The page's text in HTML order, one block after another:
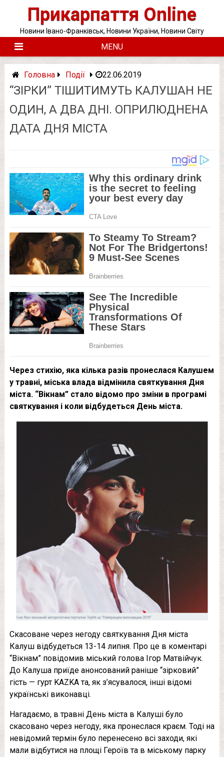
Прикарпаття Online
Новини Івано-Франківськ, Новини України, Новини Світу
MENU
Головна Події 22.06.2019
“ЗІРКИ” ТІШИТИМУТЬ КАЛУШАН НЕ
ОДИН, А ДВА ДНІ. ОПРИЛЮДНЕНА
ДАТА ДНЯ МІСТА
Через стихію, яка кілька разів пронеслася Калушем
у травні, міська влада відмінила святкування Дня
міста. “Вікнам” стало відомо про зміни в програмі
святкування і коли відбудеться День міста.
Скасоване через негоду святкування Дня міста
Калуш відбудеться 13-14 липня. Про це в коментарі
“Вікнам” повідомив міський голова Ігор Матвійчук.
До Калуша приїде анонсований раніше “зірковий”
гість — гурт KAZKA та, як з’ясувалося, інші відомі
українські виконавці.
Нагадаємо, в травні День міста в Калуші було
скасовано через негоду, яка пронеслася краєм. Тоді на
невідомий термін було перенесено всі заходи, які
мали відбутися на площі Героїв та в міському парку